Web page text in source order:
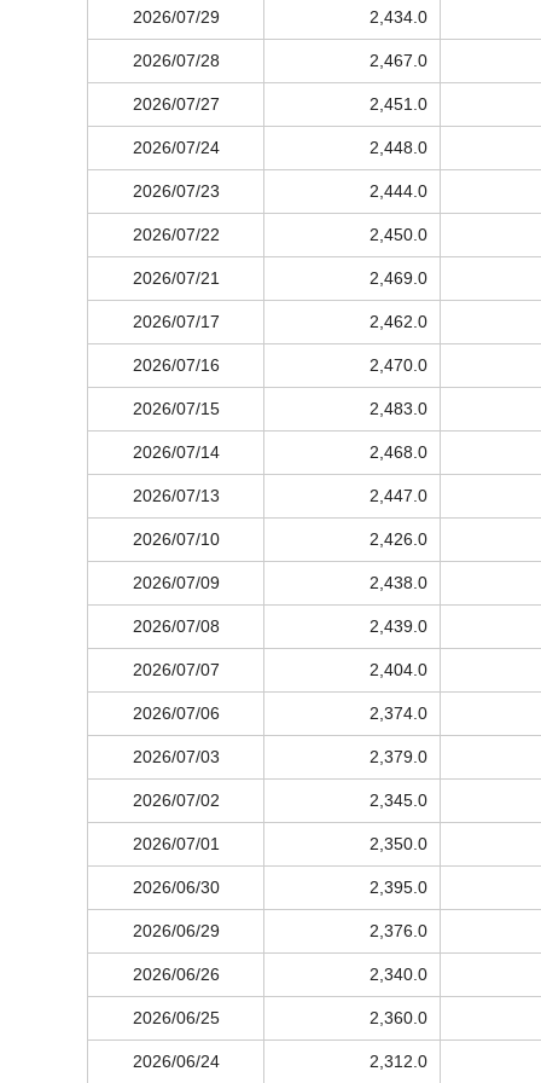
2026/07/29 2,434.0
2026/07/28 2,467.0
2026/07/27 2,451.0
2026/07/24 2,448.0
2026/07/23 2,444.0
2026/07/22 2,450.0
2026/07/21 2,469.0
2026/07/17 2,462.0
2026/07/16 2,470.0
2026/07/15 2,483.0
2026/07/14 2,468.0
2026/07/13 2,447.0
2026/07/10 2,426.0
2026/07/09 2,438.0
2026/07/08 2,439.0
2026/07/07 2,404.0
2026/07/06 2,374.0
2026/07/03 2,379.0
2026/07/02 2,345.0
2026/07/01 2,350.0
2026/06/30 2,395.0
2026/06/29 2,376.0
2026/06/26 2,340.0
2026/06/25 2,360.0
2026/06/24 2,312.0